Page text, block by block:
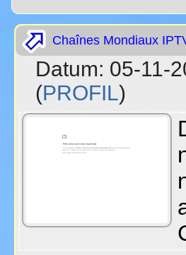
Chaînes Mondiaux
Datum: 05-
(PROFIL)